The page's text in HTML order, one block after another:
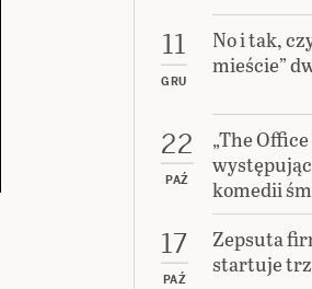
11
GRU
No i tak,
mieście”
22
PAŹ
„The
komedii
17
PAŹ
Zepsuta
startuje